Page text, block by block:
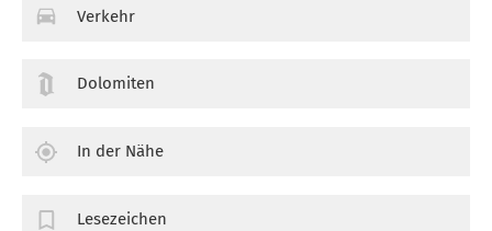
Verkehr
Dolomiten
In der Nähe
Lesezeichen